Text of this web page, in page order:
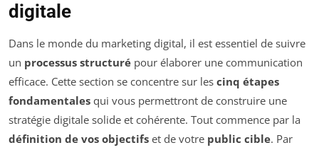
digitale
Dans le monde du marketing digital, il est essentiel de suivre
un processus structuré pour élaborer une communication
efficace. Cette section se concentre sur les cinq étapes
fondamentales qui vous permettront de construire une
stratégie digitale solide et cohérente. Tout commence par la
définition de vos objectifs et de votre public cible. Par